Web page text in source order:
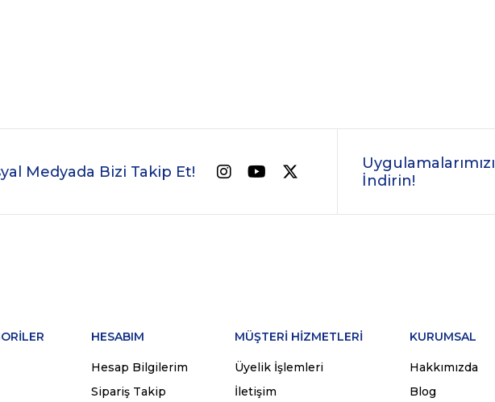
Medyada Bizi Takip Et!
Uygulamalarımızı
İndirin!
HESABIM
Hesap Bilgilerim
Sipariş Takip
MÜŞTERİ HİZMETLERİ
Üyelik İşlemleri
İletişim
KURUMSAL
Hakkımızda
Blog